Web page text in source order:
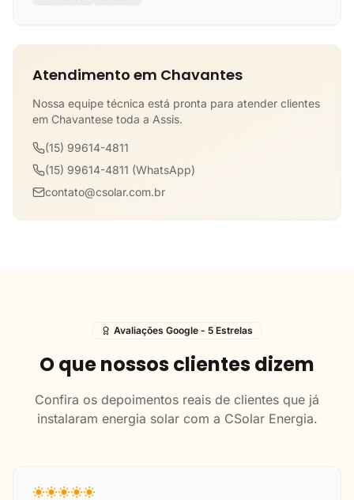
Atendimento em Chavantes
Nossa equipe técnica está pronta para atender clientes
em Chavantese toda a Assis.
(15) 99614-4811
(15) 99614-4811 (WhatsApp)
contato@csolar.com.br
Avaliações Google - 5 Estrelas
O que nossos clientes dizem
Confira os depoimentos reais de clientes que já
instalaram energia solar com a CSolar Energia.